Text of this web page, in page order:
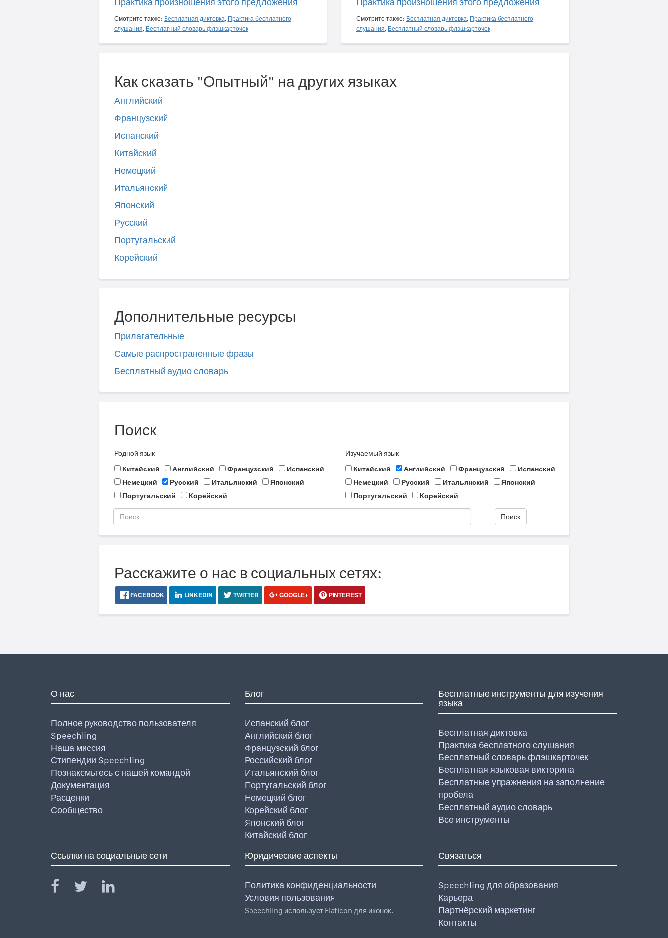
Практика произношения этого предложения
Смотрите также: Бесплатная диктовка, Практика бесплатного
слушания, Бесплатный словарь флэшкарточек
Практика произношения этого предложения
Смотрите также: Бесплатная диктовка, Практика бесплатного
слушания, Бесплатный словарь флэшкарточек
Как сказать "Опытный" на других языках
Английский
Французский
Испанский
Китайский
Немецкий
Итальянский
Японский
Русский
Португальский
Корейский
Дополнительные ресурсы
Прилагательные
Самые распространенные фразы
Бесплатный аудио словарь
Поиск
Родной язык
Китайский
Английский Французский
Испанский
Немецкий
Русский Итальянский
Японский
Португальский
Корейский
Изучаемый язык
Китайский
Английский Французский
Испанский
Немецкий
Русский Итальянский
Японский
Португальский
Корейский
Поиск
Расскажите о нас в социальных сетях:
FACEBOOK LINKEDIN TWITTER GOOGLE+ PINTEREST
О нас
Полное руководство пользователя
Speechling
Наша миссия
Стипендии Speechling
Познакомьтесь с нашей командой
Документация
Расценки
Сообщество
Блог
Испанский блог
Английский блог
Французский блог
Российский блог
Итальянский блог
Португальский блог
Немецкий блог
Корейский блог
Японский блог
Китайский блог
Бесплатные инструменты для изучения
языка
Бесплатная диктовка
Практика бесплатного слушания
Бесплатный словарь флэшкарточек
Бесплатная языковая викторина
Бесплатные упражнения на заполнение
пробела
Бесплатный аудио словарь
Все инструменты
Ссылки на социальные сети Юридические аспекты
Политика конфиденциальности
Условия пользования
Speechling использует Flaticon для иконок.
Связаться
Speechling для образования
Карьера
Партнёрский маркетинг
Контакты